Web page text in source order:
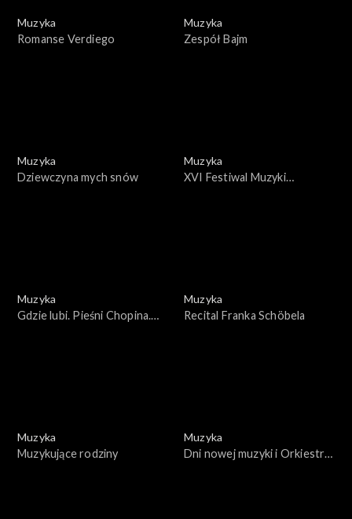
Muzyka
Romanse Verdiego
Muzyka
Zespół Bajm
Muzyka
Dziewczyna mych snów
Muzyka
XVI Festiwal Muzyki
Muzyka
Gdzie lubi. Pieśni Chopina.
Muzyka
Recital Franka Schöbela
Muzyka
Muzykujące rodziny
Muzyka
Dni nowej muzyki i Orkiestra